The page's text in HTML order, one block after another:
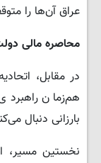
عراق آن‌ها را
محاصره مالی
در مقابل،
هم‌زمان
بارزانی دنبال
نخستین مسیر،